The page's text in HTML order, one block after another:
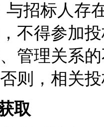
与招标人存
不得参加
管理关系
则，相关
取